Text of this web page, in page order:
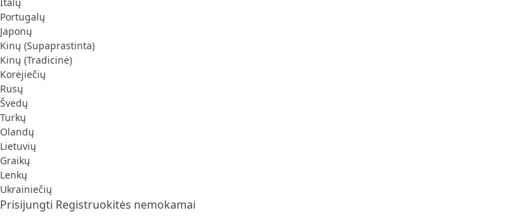
Portugalų
Japonų
Kinų (Supaprastinta)
Kinų (Tradicinė)
Korėjiečių
Rusų
Švedų
Turkų
Olandų
Lietuvių
Graikų
Lenkų
Ukrainiečių
Prisijungti Registruokitės nemokamai